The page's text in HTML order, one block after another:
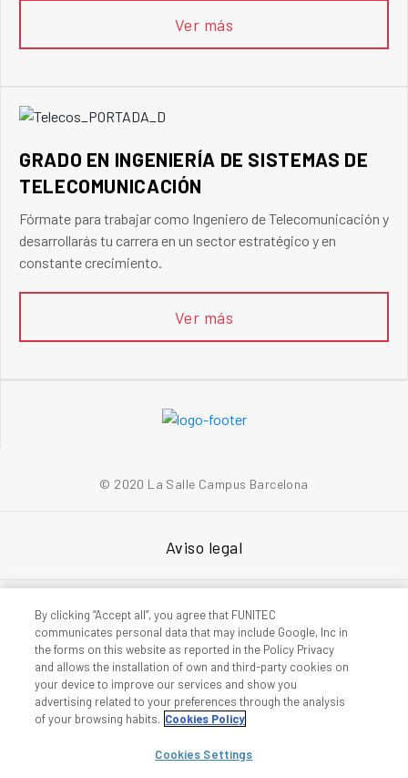
Ver más
GRADO EN INGENIERÍA DE SISTEMAS DE
TELECOMUNICACIÓN
Fórmate para trabajar como Ingeniero de Telecomunicación y
desarrollarás tu carrera en un sector estratégico y en
constante crecimiento.
Ver más
© 2020 La Salle Campus Barcelona
Aviso legal
Política de privacidad
Accesibilidad
Política de cookies
By clicking “Accept all”, you agree that FUNITEC
communicates personal data that may include Google, Inc in
the forms on this website as reported in the Policy Privacy
and allows the installation of own and third-party cookies on
your device to improve our services and show you
advertising related to your preferences through the analysis
of your browsing habits. Cookies Policy
Cookies Settings